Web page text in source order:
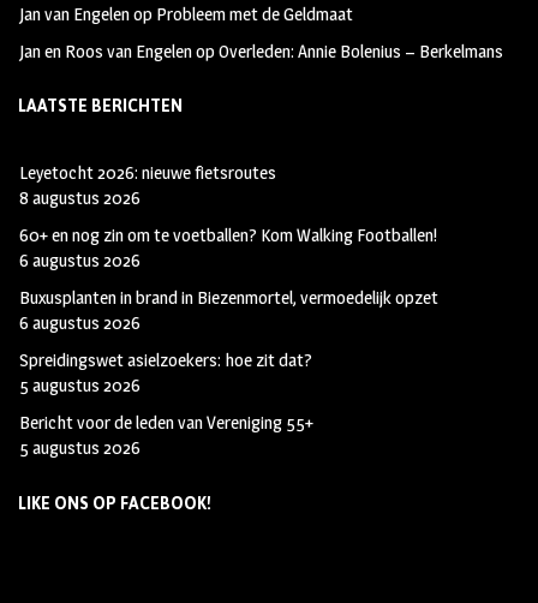
Jan van Engelenop Probleem met de Geldmaat
Jan en Roos van EngelenopOverleden: Annie Bolenius – Berkelmans
LAATSTE BERICHTEN
Leyetocht 2026: nieuwe fietsroutes
8 augustus 2026
60+ en nog zin om te voetballen? Kom Walking Footballen!
6 augustus 2026
Buxusplanten in brand in Biezenmortel, vermoedelijk opzet
6 augustus 2026
Spreidingswet asielzoekers: hoe zit dat?
5 augustus 2026
Bericht voor de leden van Vereniging 55+
5 augustus 2026
LIKE ONS OP FACEBOOK!